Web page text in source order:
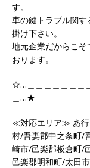
す。
車の鍵トラブル関
掛け下さい。
地元企業だからこ
おります。
☆…＿＿＿＿＿＿＿
＿…★
≪対応エリア≫ あ
村/吾妻郡中之条町/
崎市/邑楽郡板倉町/
邑楽郡明和町/太田